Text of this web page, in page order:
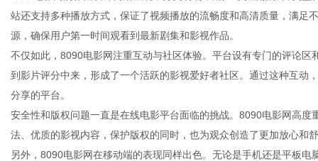
站还支持多种播放方式，保证了视频播放的流畅度和高清质量，满足
源，确保用户第一时间观看到最新剧集和影视作品。
不仅如此，8090电影网注重互动与社区体验。平台设有专门的评论
到影片评分中来，形成了一个活跃的影视爱好者社区。通过这种互动
分享的平台。
安全性和版权问题一直是在线电影平台面临的挑战。8090电影网高
法、优质的影视内容，保护版权的同时，也为观众创造了更加放心和
另外，8090电影网在移动端的表现同样出色。无论是手机还是平板